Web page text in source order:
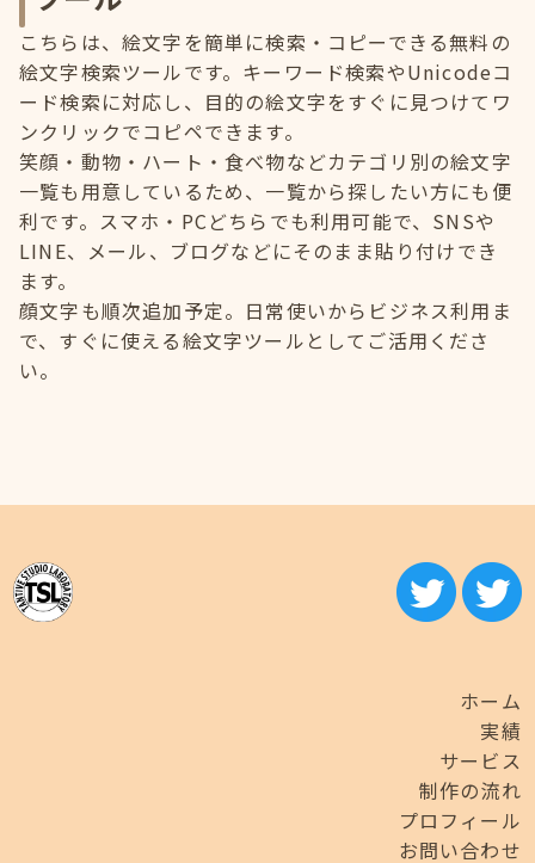
こちらは、絵文字を簡単に検索・コピーできる無料の
絵文字検索ツールです。キーワード検索やUnicodeコ
ード検索に対応し、目的の絵文字をすぐに見つけてワ
ンクリックでコピペできます。
笑顔・動物・ハート・食べ物などカテゴリ別の絵文字
一覧も用意しているため、一覧から探したい方にも便
利です。スマホ・PCどちらでも利用可能で、SNSや
LINE、メール、ブログなどにそのまま貼り付けでき
ます。
顔文字も順次追加予定。日常使いからビジネス利用ま
で、すぐに使える絵文字ツールとしてご活用くださ
い。
ホーム
実績
サービス
制作の流れ
プロフィール
お問い合わせ